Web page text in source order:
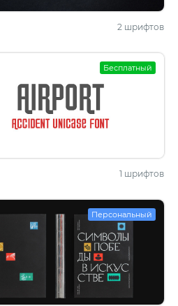
2 шрифтов
Бесплатный
1 шрифтов
Персональный